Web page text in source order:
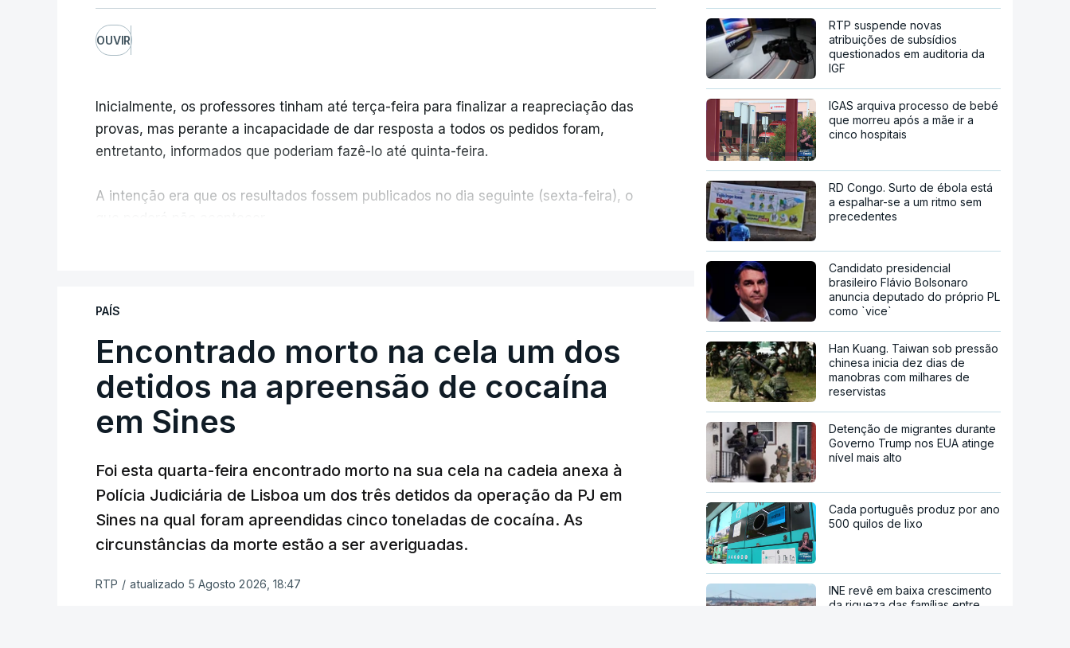
OUVIR
Inicialmente, os professores tinham até terça-feira para finalizar a reapreciação das
provas, mas perante a incapacidade de dar resposta a todos os pedidos foram,
entretanto, informados que poderiam fazê-lo até quinta-feira.
A intenção era que os resultados fossem publicados no dia seguinte (sexta-feira), o
que o processo esteja concluído a tempo.
"Durante o fim de semana e nos últimos dias, apercebamo-nos que ainda estão a
ser convocados professores para reapreciações"
, disse a professora à agência
Lusa. "Será praticamente impossível termos a totalidade das reapreciações na
sexta-feira".
Segundo os docentes, o processo de reapreciação está a enfrentar vários
constrangimentos. Há casos em que faltam os modelos preenchidos pelos alunos com
a alegação justificativa para o pedido de reapreciação, ou os documentos que os
relatores devem preencher.
PAÍS
Encontrado morto na cela um dos
detidos na apreensão de cocaína
em Sines
Foi esta quarta-feira encontrado morto na sua cela na cadeia anexa à
Polícia Judiciária de Lisboa um dos três detidos da operação da PJ em
Sines na qual foram apreendidas cinco toneladas de cocaína. As
circunstâncias da morte estão a ser averiguadas.
RTP / atualizado 5 Agosto 2026, 18:47
RTP suspende novas
atribuições de subsídios
questionados em auditoria da
IGF
IGAS arquiva processo de bebé
que morreu após a mãe ir a
cinco hospitais
RD Congo. Surto de ébola está
a espalhar-se a um ritmo sem
precedentes
Candidato presidencial
brasileiro Flávio Bolsonaro
anuncia deputado do próprio PL
como `vice`
Han Kuang. Taiwan sob pressão
chinesa inicia dez dias de
manobras com milhares de
reservistas
Detenção de migrantes durante
Governo Trump nos EUA atinge
nível mais alto
Cada português produz por ano
500 quilos de lixo
INE revê em baixa crescimento
da riqueza das famílias entre